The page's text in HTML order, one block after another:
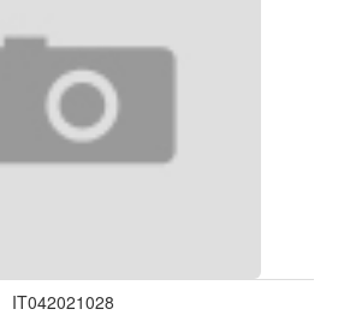
IT042021028